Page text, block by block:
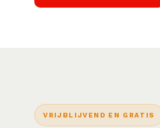
VRIJBLIJVEND EN GRATIS